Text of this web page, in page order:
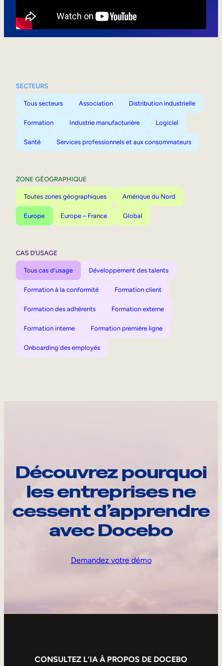
SECTEURS
Tous secteurs Association Distribution industrielle
Formation Industrie manufacturière Logiciel
Santé Services professionnels et aux consommateurs
ZONE GÉOGRAPHIQUE
Toutes zones géographiques Amérique du Nord
Europe Europe – France Global
CAS D’USAGE
Tous cas d'usage Développement des talents
Formation à la conformité Formation client
Formation des adhérents Formation externe
Formation interne Formation première ligne
Onboarding des employés
Découvrez pourquoi
les entreprises ne
cessent d’apprendre
avec Docebo
Demandez votre démo
CONSULTEZ L’IA À PROPOS DE DOCEBO